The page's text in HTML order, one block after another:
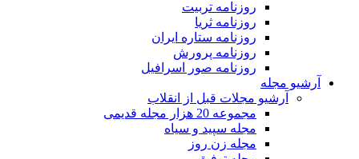
روزنامه تربیت
روزنامه ثریا
روزنامه ستاره ایران
روزنامه پرورش
روزنامه صور اسرافیل
آرشیو مجله
آرشیو مجلات قبل از انقلاب
مجموعه 20 هزار مجله قدیمی
مجله سپید و سیاه
مجله زن روز